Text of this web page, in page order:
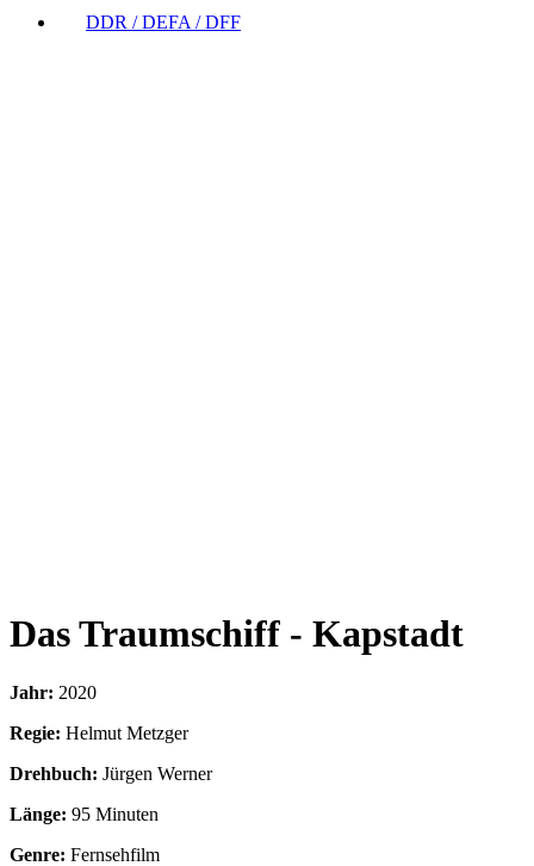
DDR / DEFA / DFF
Das Traumschiff - Kapstadt
Jahr: 2020
Regie: Helmut Metzger
Drehbuch: Jürgen Werner
Länge: 95 Minuten
Genre: Fernsehfilm